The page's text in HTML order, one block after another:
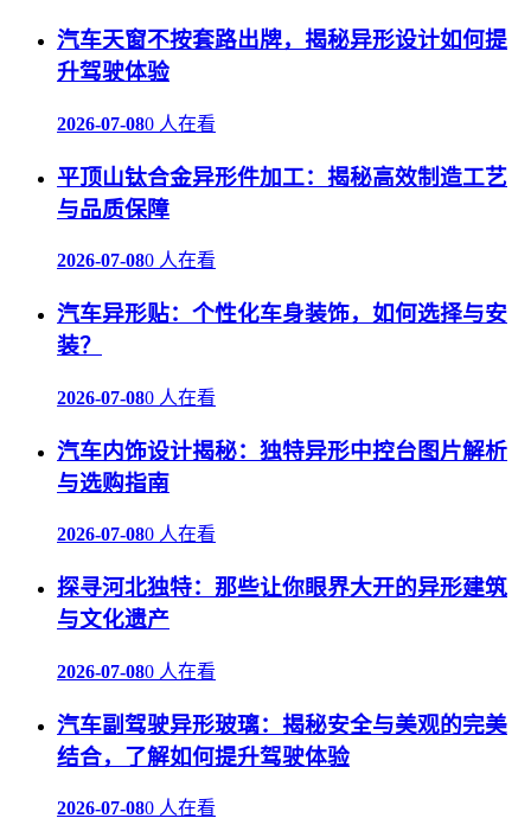
汽车天窗不按套路出牌，揭秘异形设计如何提
升驾驶体验
2026-07-080 人在看
平顶山钛合金异形件加工：揭秘高效制造工艺
与品质保障
2026-07-080 人在看
汽车异形贴：个性化车身装饰，如何选择与安
装？
2026-07-080 人在看
汽车内饰设计揭秘：独特异形中控台图片解析
与选购指南
2026-07-080 人在看
探寻河北独特：那些让你眼界大开的异形建筑
与文化遗产
2026-07-080 人在看
汽车副驾驶异形玻璃：揭秘安全与美观的完美
结合，了解如何提升驾驶体验
2026-07-080 人在看